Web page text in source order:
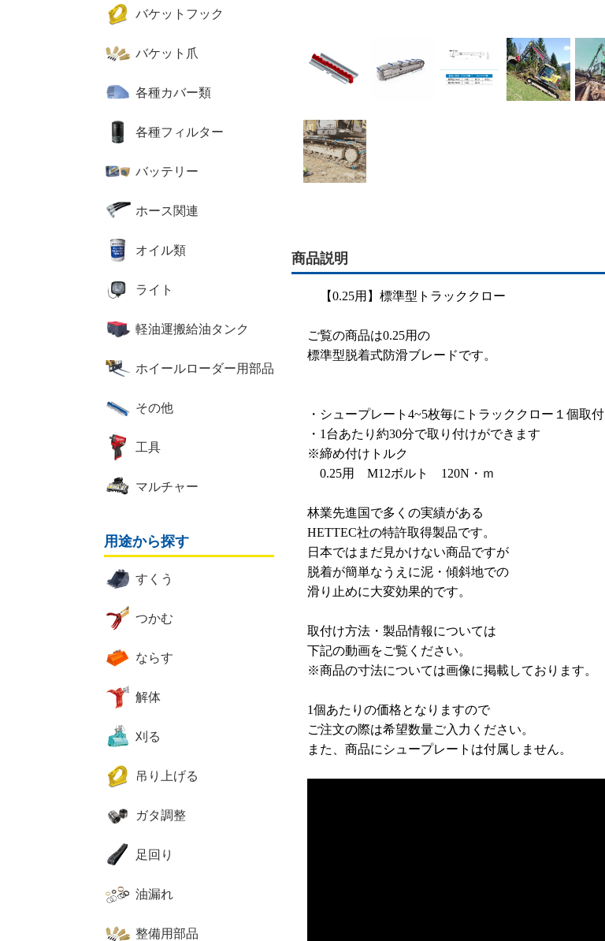
バケットフック
バケット爪
各種カバー類
各種フィルター
バッテリー
ホース関連
オイル類
ライト
軽油運搬給油タンク
ホイールローダー用部品
その他
工具
マルチャー
用途から探す
すくう
つかむ
ならす
解体
刈る
吊り上げる
ガタ調整
足回り
油漏れ
整備用部品
商品説明
【0.25用】標準型トラッククロー
ご覧の商品は0.25用の
標準型脱着式防滑ブレードです。
・シュープレート4~5枚毎にトラッククロー１個取付
・1台あたり約30分で取り付けができます
※締め付けトルク
0.25用 M12ボルト 120N・ｍ
林業先進国で多くの実績がある
HETTEC社の特許取得製品です。
日本ではまだ見かけない商品ですが
脱着が簡単なうえに泥・傾斜地での
滑り止めに大変効果的です。
取付け方法・製品情報については
下記の動画をご覧ください。
※商品の寸法については画像に掲載しております。
1個あたりの価格となりますので
ご注文の際は希望数量ご入力ください。
また、商品にシュープレートは付属しません。